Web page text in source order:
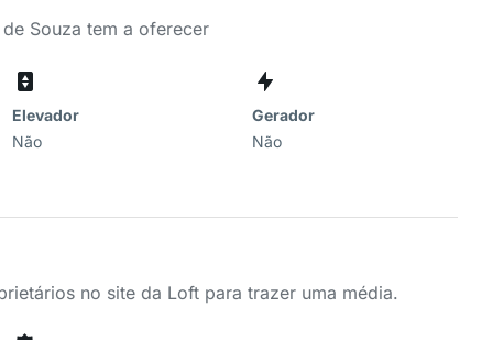
Souza tem a oferecer
Elevador
Não
Gerador
Não
no site da Loft para trazer uma média.